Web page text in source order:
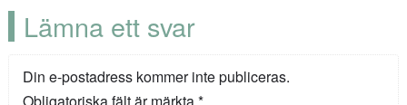
Lämna ett svar
Din e-postadress kommer inte publiceras.
Obligatoriska fält är märkta *